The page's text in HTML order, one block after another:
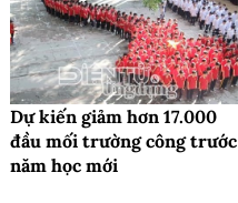
Dự kiến giảm hơn 17.000
đầu mối trường công trước
năm học mới